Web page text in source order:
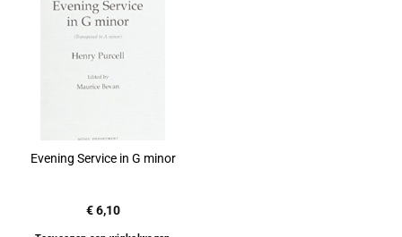
Evening Service in G minor
€6,10